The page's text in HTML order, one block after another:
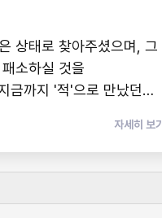
상태로 찾아주셨으며, 그
소하실 것을
자세히 보기